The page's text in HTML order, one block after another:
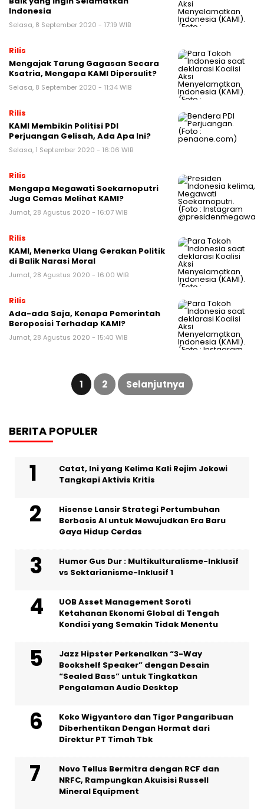
Indonesia
Selasa, 8 September 2020 - 17:19 WIB
Rilis
Mengajak Tarung Gagasan Secara
Ksatria, Mengapa KAMI Dipersulit?
Selasa, 8 September 2020 - 11:34 WIB
Rilis
KAMI Membikin Politisi PDI
Perjuangan Gelisah, Ada Apa Ini?
Selasa, 1 September 2020 - 16:06 WIB
Rilis
Mengapa Megawati Soekarnoputri
Juga Cemas Melihat KAMI?
Jumat, 28 Agustus 2020 - 16:07 WIB
Rilis
KAMI, Menerka Ulang Gerakan Politik
di Balik Narasi Moral
Jumat, 28 Agustus 2020 - 16:00 WIB
Rilis
Ada-ada Saja, Kenapa Pemerintah
Beroposisi Terhadap KAMI?
Jumat, 28 Agustus 2020 - 15:40 WIB
Paginasi
1 2 Selanjutnya
BERITA POPULER
Catat, Ini yang Kelima Kali Rejim Jokowi
Tangkapi Aktivis Kritis
Hisense Lansir Strategi Pertumbuhan
Berbasis AI untuk Mewujudkan Era Baru
Gaya Hidup Cerdas
Humor Gus Dur : Multikulturalisme-Inklusif
vs Sektarianisme-Inklusif 1
UOB Asset Management Soroti
Ketahanan Ekonomi Global di Tengah
Kondisi yang Semakin Tidak Menentu
Jazz Hipster Perkenalkan “3-Way
Bookshelf Speaker” dengan Desain
“Sealed Bass” untuk Tingkatkan
Pengalaman Audio Desktop
Koko Wigyantoro dan Tigor Pangaribuan
Diberhentikan Dengan Hormat dari
Direktur PT Timah Tbk
Novo Tellus Bermitra dengan RCF dan
NRFC, Rampungkan Akuisisi Russell
Mineral Equipment